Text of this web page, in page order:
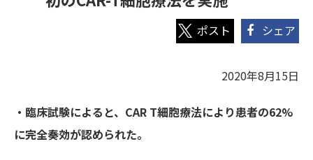
シェア
2020年8月15日
・臨床試験によると、CAR T細胞療法により患者の62%
に完全奏効が認められた。